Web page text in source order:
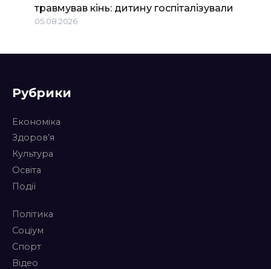
травмував кінь: дитину госпіталізували
05.08.2026
Рубрики
Економіка
Здоров’я
Культура
Освіта
Події
Політика
Соціум
Спорт
Відео